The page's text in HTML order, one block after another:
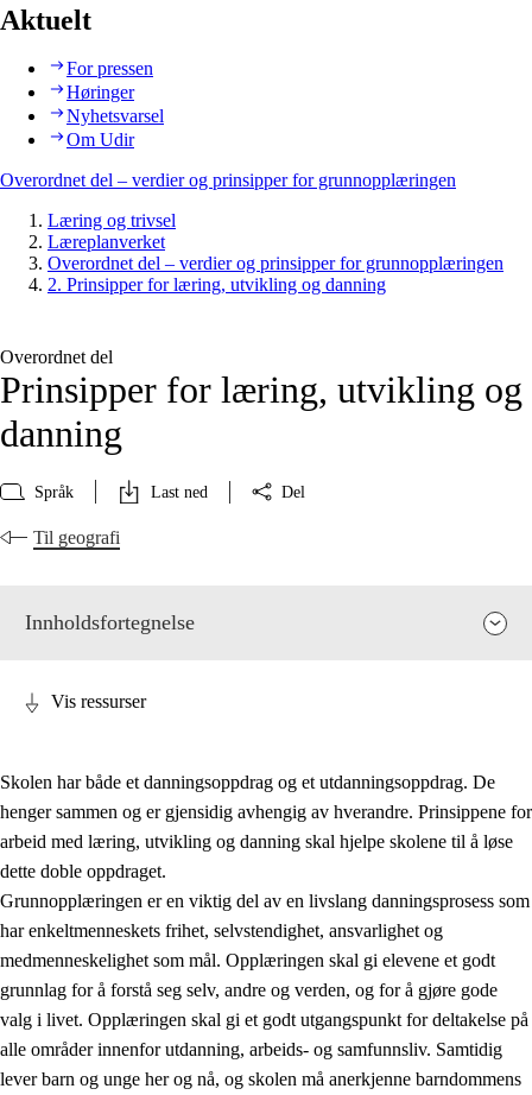
Aktuelt
For pressen
Høringer
Nyhetsvarsel
Om Udir
Overordnet del – verdier og prinsipper for grunnopplæringen
Læring og trivsel
Læreplanverket
Overordnet del – verdier og prinsipper for grunnopplæringen
2. Prinsipper for læring, utvikling og danning
Overordnet del
Prinsipper for læring, utvikling og
danning
Språk Last ned Del
Til geografi
Innholdsfortegnelse
2. Prinsipper for læring, utvikling og danning
2.1 Sosial læring og utvikling
Vis ressurser
Skolen har både et danningsoppdrag og et utdanningsoppdrag. De
henger sammen og er gjensidig avhengig av hverandre. Prinsippene for
arbeid med læring, utvikling og danning skal hjelpe skolene til å løse
dette doble oppdraget.
Grunnopplæringen er en viktig del av en livslang danningsprosess som
har enkeltmenneskets frihet, selvstendighet, ansvarlighet og
medmenneskelighet som mål. Opplæringen skal gi elevene et godt
grunnlag for å forstå seg selv, andre og verden, og for å gjøre gode
valg i livet. Opplæringen skal gi et godt utgangspunkt for deltakelse på
alle områder innenfor utdanning, arbeids- og samfunnsliv. Samtidig
lever barn og unge her og nå, og skolen må anerkjenne barndommens